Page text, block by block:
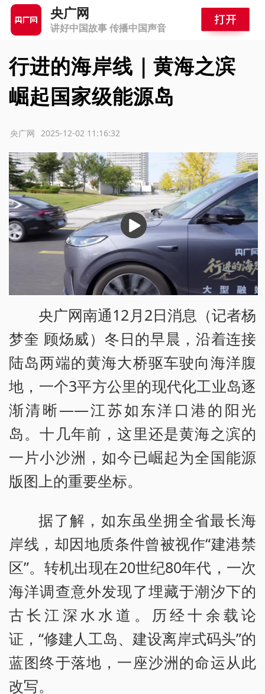
央广网
讲好中国故事 传播中国声音
行进的海岸线｜黄海之滨
崛起国家级能源岛
2025-12-02 11:16:32
央广网
播
放
央广网南通12月2日消息（记者杨
梦奎 顾炀威）冬日的早晨，沿着连接
陆岛两端的黄海大桥驱车驶向海洋腹
地，一个3平方公里的现代化工业岛逐
渐清晰——江苏如东洋口港的阳光
岛。十几年前，这里还是黄海之滨的
一片小沙洲，如今已崛起为全国能源
版图上的重要坐标。
据了解，如东虽坐拥全省最长海
岸线，却因地质条件曾被视作“建港禁
区”。转机出现在20世纪80年代，一次
海洋调查意外发现了埋藏于潮汐下的
古长江深水水道。历经十余载论
证，“修建人工岛、建设离岸式码头”的
蓝图终于落地，一座沙洲的命运从此
改写。